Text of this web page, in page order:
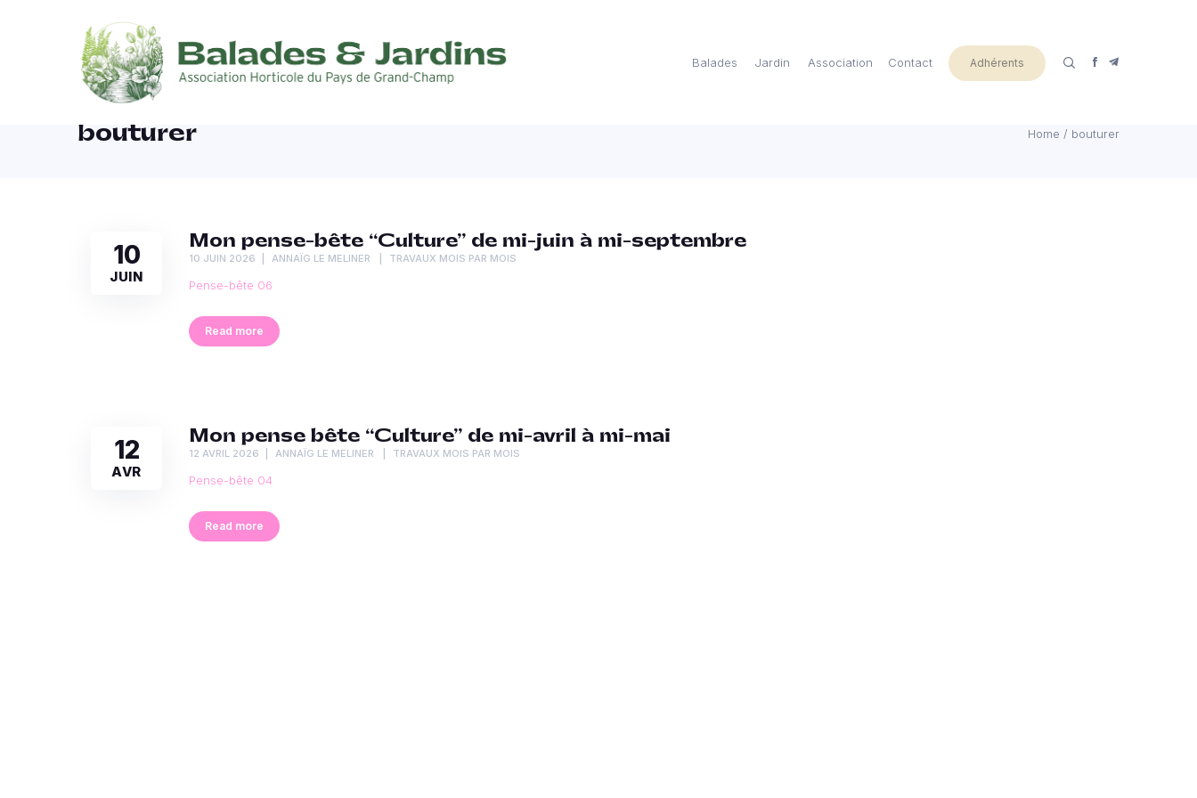
Balades Jardin Association Adhérents
Contact
bouturer Home / bouturer
10
JUIN
Mon pense-bête “Culture” de mi-juin à mi-septembre
10 JUIN 2026 ANNAÏG LE MELINER TRAVAUX MOIS PAR MOIS
Pense-bête 06
Read more
12
AVR
Mon pense bête “Culture” de mi-avril à mi-mai
12 AVRIL 2026 ANNAÏG LE MELINER TRAVAUX MOIS PAR MOIS
Pense-bête 04
Read more